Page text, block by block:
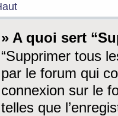
» A quoi sert
“Supprimer tous
par le forum qui
connexion sur le
telles que